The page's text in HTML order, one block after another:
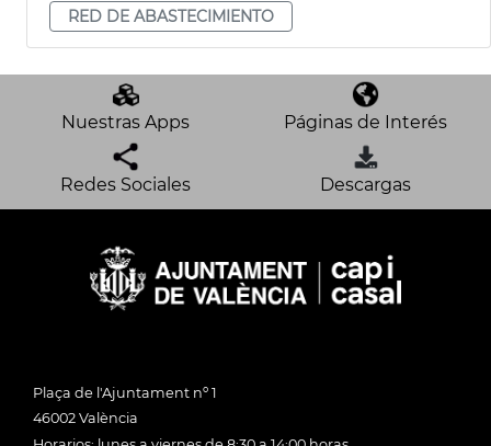
RED DE ABASTECIMIENTO
Nuestras Apps Páginas de Interés
Redes Sociales Descargas
Plaça de l'Ajuntament nº 1
46002 València